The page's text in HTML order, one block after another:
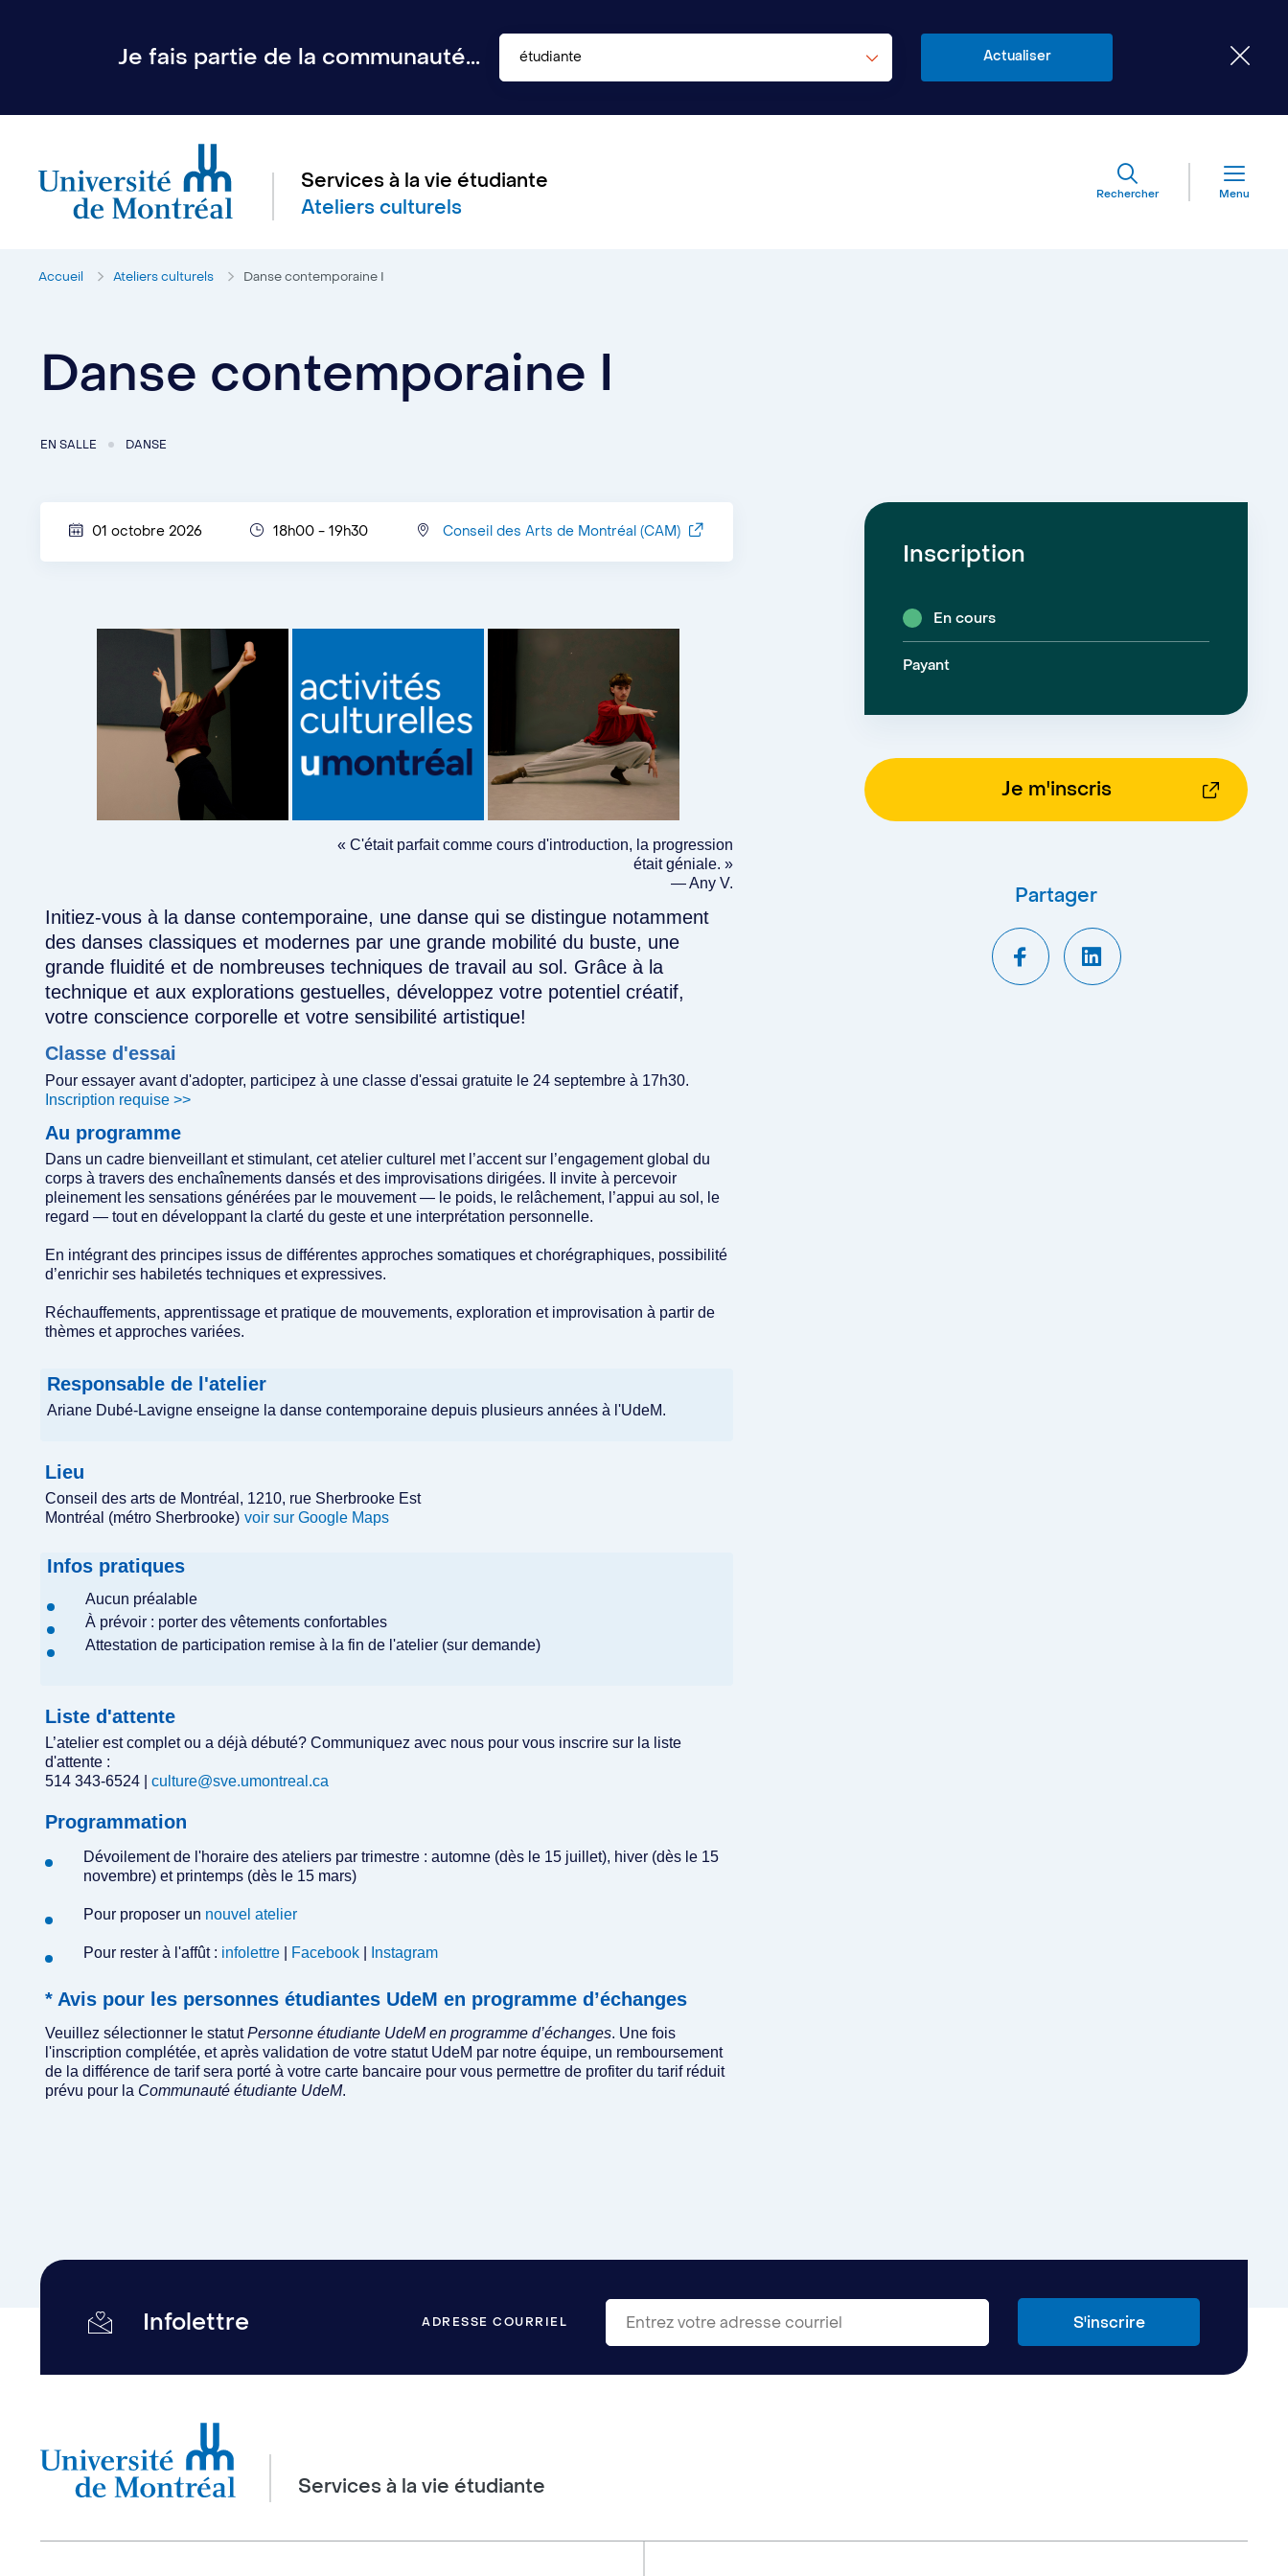
Je fais partie de la communauté... étudiante
Services à la vie étudiante
Ateliers culturels
Rechercher Menu
Accueil Ateliers culturels Danse contemporaine I
Danse contemporaine I
EN SALLE DANSE
01 octobre 2026 18h00 - 19h30 Conseil des Arts de Montréal (CAM)
« C'était parfait comme cours d'introduction, la progression
était géniale. »
— Any V.
Initiez-vous à la danse contemporaine, une danse qui se distingue notamment
des danses classiques et modernes par une grande mobilité du buste, une
grande fluidité et de nombreuses techniques de travail au sol. Grâce à la
technique et aux explorations gestuelles, développez votre potentiel créatif,
votre conscience corporelle et votre sensibilité artistique!
Classe d'essai
Pour essayer avant d'adopter, participez à une classe d'essai gratuite le 24 septembre à 17h30.
Inscription requise >>
Au programme
Dans un cadre bienveillant et stimulant, cet atelier culturel met l’accent sur l’engagement global du
corps à travers des enchaînements dansés et des improvisations dirigées. Il invite à percevoir
pleinement les sensations générées par le mouvement — le poids, le relâchement, l’appui au sol, le
regard — tout en développant la clarté du geste et une interprétation personnelle.
En intégrant des principes issus de différentes approches somatiques et chorégraphiques, possibilité
d’enrichir ses habiletés techniques et expressives.
Réchauffements, apprentissage et pratique de mouvements, exploration et improvisation à partir de
thèmes et approches variées.
Responsable de l'atelier
Ariane Dubé-Lavigne enseigne la danse contemporaine depuis plusieurs années à l'UdeM.
Lieu
Conseil des arts de Montréal, 1210, rue Sherbrooke Est
Montréal (métro Sherbrooke) voir sur Google Maps
Infos pratiques
Aucun préalable
À prévoir : porter des vêtements confortables
Attestation de participation remise à la fin de l'atelier (sur demande)
Liste d'attente
L’atelier est complet ou a déjà débuté? Communiquez avec nous pour vous inscrire sur la liste
d'attente :
514 343-6524 | culture@sve.umontreal.ca
Programmation
Dévoilement de l'horaire des ateliers par trimestre : automne (dès le 15 juillet), hiver (dès le 15
novembre) et printemps (dès le 15 mars)
Pour proposer un nouvel atelier
Pour rester à l'affût : infolettre Facebook Instagram
* Avis pour les personnes étudiantes UdeM en programme d’échanges
Veuillez sélectionner le statutPersonne étudiante UdeM en programme d’échanges. Une fois
l'inscription complétée, et après validation de votre statut UdeM par notre équipe, un remboursement
de la différence de tarif sera porté à votre carte bancaire pour vous permettre de profiter du tarif réduit
prévu pour la Communauté étudiante UdeM.
Inscription
En cours
Payant
Je m'inscris
Partager
Infolettre ADRESSE COURRIEL
Services à la vie étudiante